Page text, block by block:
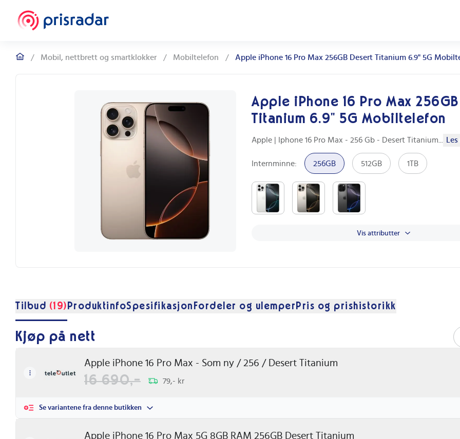
/ Mobil, nettbrett og smartklokker / Mobiltelefon / Apple iPhone 16 Pro Max 256GB Desert Titanium 6.9" 5G
Apple iPhone 16 Pro Max
Titanium 6.9" 5G Mobiltelefon
Apple | Iphone 16 Pro Max - 256 Gb - Desert Titanium
Internminne: 256GB 512GB 1TB
Vis attributter
Tilbud (19) ProduktinfoSpesifikasjon Fordeler og ulemper Pris og prishistorikk
Kjøp på nett
Apple iPhone 16 Pro Max - Som ny / 256 / Desert Titanium
79,- kr
16 690,-
Se variantene fra denne butikken
Apple iPhone 16 Pro Max 5G 8GB RAM 256GB Desert Titanium